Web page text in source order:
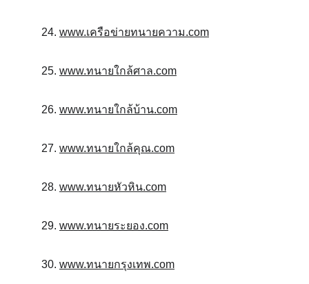
24. www.เครือข่ายทนายความ.com
25. www.ทนายใกล้ศาล.com
26. www.ทนายใกล้บ้าน.com
27. www.ทนายใกล้คุณ.com
28. www.ทนายหัวหิน.com
29. www.ทนายระยอง.com
30. www.ทนายกรุงเทพ.com